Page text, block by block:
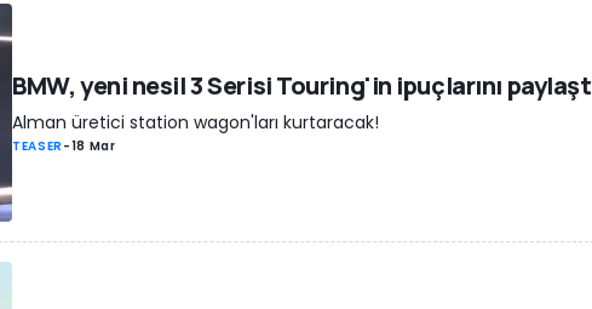
BMW, yeni nesil 3 Serisi Touring'in ipuçlarını
Alman üretici station wagon'ları kurtaracak!
TEASER -18 Mar